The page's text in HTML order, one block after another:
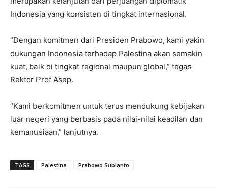
Indonesia yang konsisten di tingkat internasional.
“Dengan komitmen dari Presiden Prabowo, kami yakin
dukungan Indonesia terhadap Palestina akan semakin
kuat, baik di tingkat regional maupun global,” tegas
Rektor Prof Asep.
“Kami berkomitmen untuk terus mendukung kebijakan
luar negeri yang berbasis pada nilai-nilai keadilan dan
kemanusiaan,” lanjutnya.
TAGS Palestina Prabowo Subianto